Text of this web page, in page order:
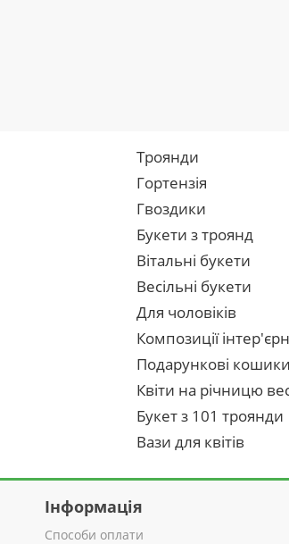
Троянди
Гортензія
Гвоздики
Букети з троянд
Вітальні букети
Весільні букети
Для чоловіків
Композиції
Подарункові кошики
Квіти на річницю
Букет з 101 троянди
Вази для квітів
Інформація
Способи оплати